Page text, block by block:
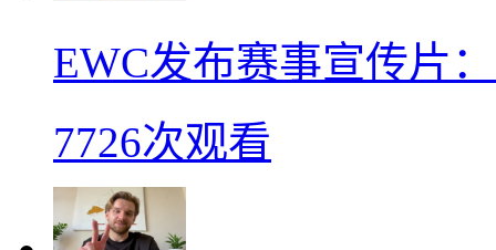
EWC发布赛事宣传片
7726次观看